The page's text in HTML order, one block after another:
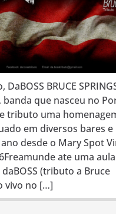
BRUCE
banda que nasceu no
tributo uma
em diversos bares e
desde o Mary Spot
ate uma
(tributo a Bruce
vivo no […]